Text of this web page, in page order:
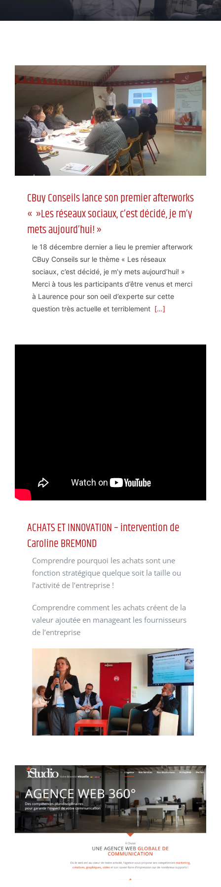
CBuy Conseils lance son
premier afterworks « »Les
réseaux sociaux, c’est décidé,
je m’y mets aujourd’hui! »
Nouveautés
CBuy Conseils lance son premier afterworks
« »Les réseaux sociaux, c’est décidé, je m’y
mets aujourd’hui! »
le 18 décembre dernier a lieu le premier afterwork
CBuy Conseils sur le thème « Les réseaux
sociaux, c’est décidé, je m’y mets aujourd’hui! »
Merci à tous les participants d’être venus et merci
à Laurence pour son oeil d’experte sur cette
question très actuelle et terriblement […]
ACHATS ET INNOVATION – intervention de
Caroline BREMOND
Comprendre pourquoi les achats sont une
fonction stratégique quelque soit la taille ou
l’activité de l’entreprise !
Comprendre comment les achats créent de la
valeur ajoutée en manageant les fournisseurs
de l’entreprise
Une nouvelle formation :
Devenir un expert de
LinkedIn
Nouveautés